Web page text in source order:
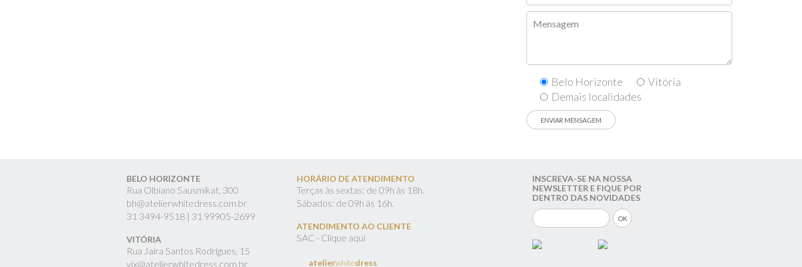
Belo Horizonte
Vitória
Demais localidades
BELO HORIZONTE
Rua Olbiano Sausmikat, 300
bh@atelierwhitedress.com.br
31 3494-9518 | 31 99905-2699
VITÓRIA
Rua Jaíra Santos Rodrigues, 15
vix@atelierwhitedress.com.br
HORÁRIO DE ATENDIMENTO
Terças às sextas: de 09h às 18h.
Sábados: de 09h às 16h.
ATENDIMENTO AO CLIENTE
SAC - Clique aqui
atelierwhitedress
INSCREVA-SE NA NOSSA
NEWSLETTER E FIQUE POR
DENTRO DAS NOVIDADES